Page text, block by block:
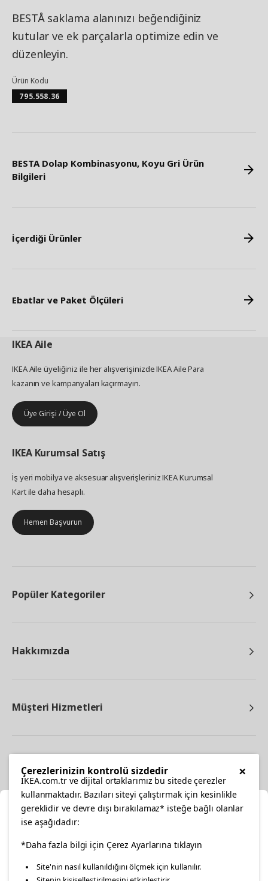
BESTÅ saklama alanınızı beğendiğiniz
kutular ve ek parçalarla optimize edin ve
düzenleyin.
Ürün Kodu
795.558.36
BESTA Dolap Kombinasyonu, Koyu Gri Ürün
Bilgileri
İçerdiği Ürünler
Ebatlar ve Paket Ölçüleri
IKEAAile
IKEA Aile üyeliğiniz ile her alışverişinizde IKEA Aile Para
kazanın ve kampanyaları kaçırmayın.
Üye Girişi / Üye Ol
IKEA Kurumsal Satış
İş yeri mobilya ve aksesuar alışverişleriniz IKEA Kurumsal
Kart ile daha hesaplı.
Hemen Başvurun
Popüler Kategoriler
Hakkımızda
Müşteri Hizmetleri
facebooktwitterinstagrampinterestyoutube
Konumunuzu Seçin
İnternetten vereceğiniz siparişlerinizde size özel hizmet ve
×
Çerezlerinizin kontrolü sizdedir
IKEA.com.tr ve dijital ortaklarımız bu sitede çerezler
kullanmaktadır. Bazıları siteyi çalıştırmak için kesinlikle
gereklidir ve devre dışı bırakılamaz* isteğe bağlı olanlar
ise aşağıdadır:
*Daha fazla bilgi için Çerez Ayarlarına tıklayın
Site'nin nasıl kullanıldığını ölçmek için kullanılır.